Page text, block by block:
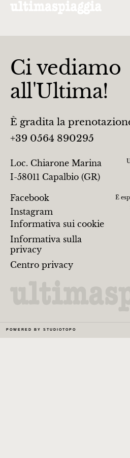
Ci vediamo
all'Ultima!
È gradita la
+39 0564 890295
Loc. Chiarone Marina
I-58011 Capalbio (GR)
Facebook
Instagram
Informativa sui cookie
Informativa sulla
privacy
Centro privacy
È
POWERED BY STUDIOTOPO